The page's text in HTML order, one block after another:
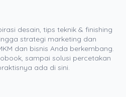
berjalan, coba audit lagi
headline sudah cukup
terkendali, ukuran teks
yang dipilih benar-
Ketika desain dan
materi cetak tidak hanya
desain, tips teknik & finishing
strategi marketing dan
dan bisnis Anda berkembang.
sampai solusi percetakan
ada di sini.